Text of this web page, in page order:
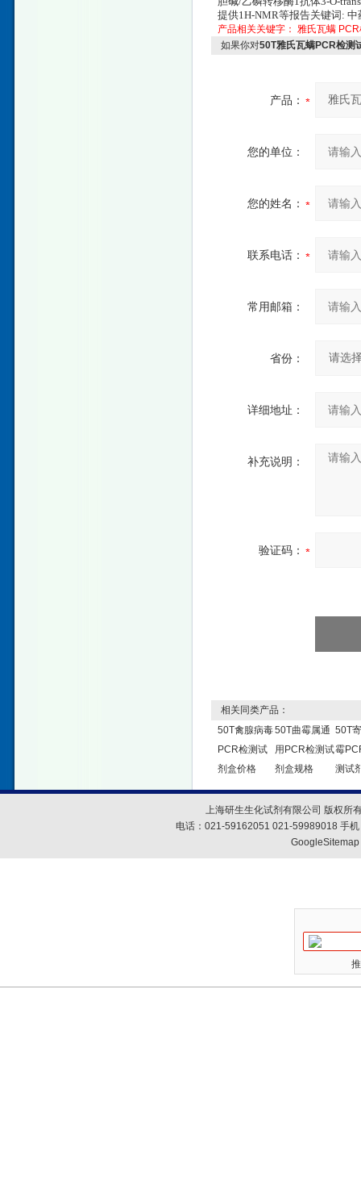
提供1H-NMR等报告关键词:
产品相关关键字： 雅氏瓦螨
如果你对50T雅氏瓦螨PCR检测
产品：
您的单位：
您的姓名：
联系电话：
常用邮箱：
省份：
详细地址：
补充说明：
验证码：
相关同类产品：
50T禽腺病毒
PCR检测试
剂盒价格
50T曲霉属通
用PCR检测试
剂盒规格
50T
霉
测试
上海研生生化试剂有限公司 版权所
电话：021-59162051 021-59989018 手
GoogleSitemap